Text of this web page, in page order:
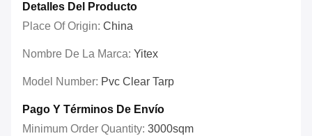
Detalles Del Producto
Place Of Origin: China
Nombre De La Marca: Yitex
Model Number: Pvc Clear Tarp
Pago Y Términos De Envío
Minimum Order Quantity: 3000sqm